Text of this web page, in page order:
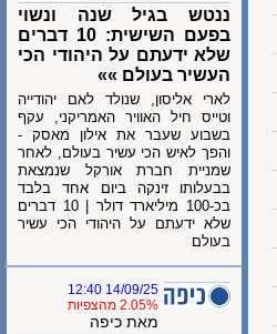
ננטש בגיל שנה ונשוי
בפעם השישית: 10 דברים
שלא ידעתם על היהודי הכי
העשיר בעולם »»
לארי אליסון, שנולד לאם יהודייה
וטייס חיל האוויר האמריקני, עקף
בשבוע שעבר את אילון מאסק -
והפך לאיש הכי עשיר בעולם, לאחר
שמניית חברת אורקל שנמצאת
בבעלותו זינקה ביום אחד בלבד
בכ-100 מיליארד דולר | 10 דברים
שלא ידעתם על היהודי הכי עשיר
בעולם
14/09/25 12:40
2.05% מהצפיות
מאת כיפה